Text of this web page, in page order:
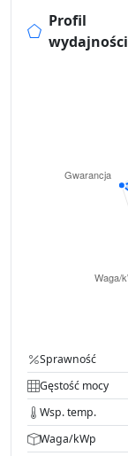
Profil
wydajności
Sprawność
Gęstość mocy
Wsp. temp.
Waga/kWp